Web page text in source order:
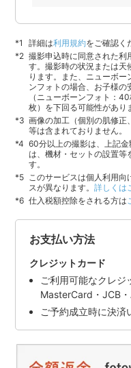
詳細は利用規約をご確認く
撮影申込時に同意された利
す。撮影時の状況または天
ります。また、ニューボ
ンフォトの場合、お子様
（ニューボーンフォト：
枚）を下回る可能性があり
画像の加工（個別の肌修正
等は含まれておりません。
60分以上の撮影は、上記
は、機材・セットの設置等
す。
このサービスは個人利用
スが異なります。詳しくは
仕入税額控除をされる方は
お支払い方法
クレジットカード
ご利用可能なクレジ
MasterCard・JCB・
ご予約成立時に決済